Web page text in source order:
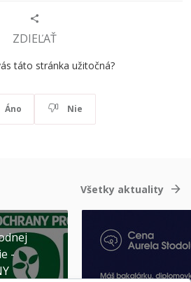
ZDIEĽAŤ
táto stránka užitočná?
Áno Nie
Všetky aktuality
-